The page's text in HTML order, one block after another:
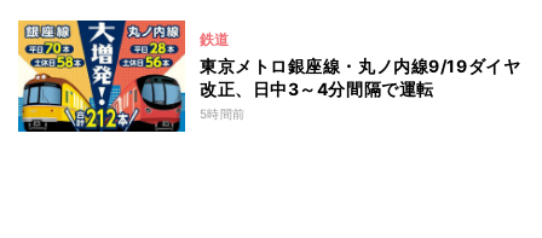
鉄道
東京メトロ銀座線・丸ノ内線9/19ダイヤ
改正、日中3～4分間隔で運転
5時間前